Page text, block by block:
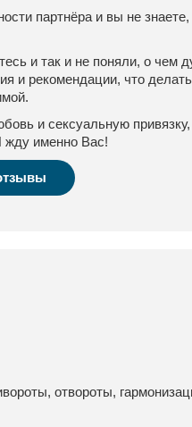
партнёра и вы не
и так и не поняли, о
и рекомендации, что
и сексуальную
жду именно Вас!
отвороты,